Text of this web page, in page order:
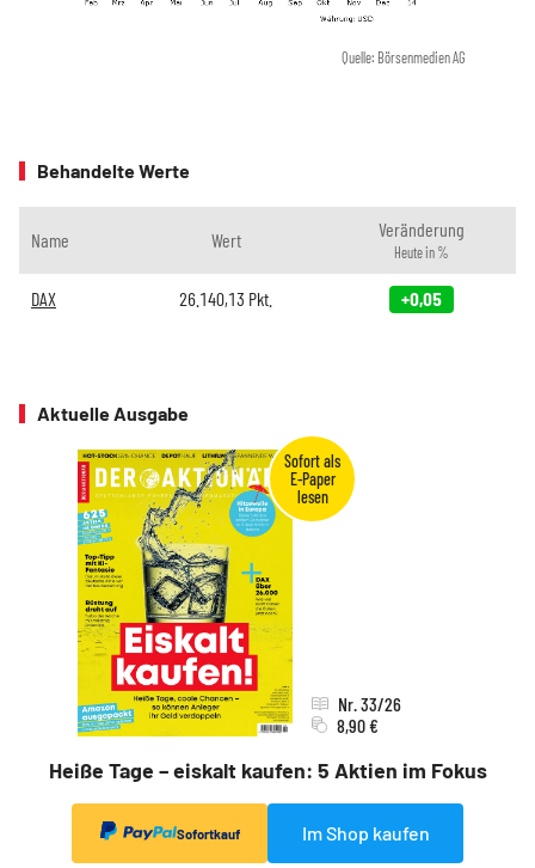
Quelle: Börsenmedien AG
Behandelte Werte
Name Wert Veränderung
Heute in %
DAX 26.140,13 Pkt. +0,05
Aktuelle Ausgabe
Heiße Tage – eiskalt kaufen: 5 Aktien im Fokus
Nr. 33/26
8,90 €
Sofortkauf Im Shop kaufen